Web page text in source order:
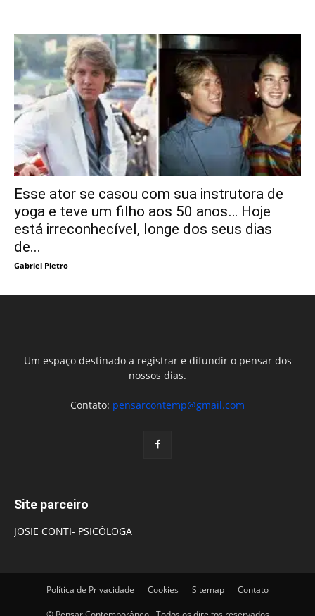
Esse ator se casou com sua instrutora de
yoga e teve um filho aos 50 anos… Hoje
está irreconhecível, longe dos seus dias
de...
Gabriel Pietro
Um espaço destinado a registrar e difundir o pensar dos
nossos dias.
Contato: pensarcontemp@gmail.com
Site parceiro
JOSIE CONTI- PSICÓLOGA
Política de Privacidade Cookies Sitemap Contato